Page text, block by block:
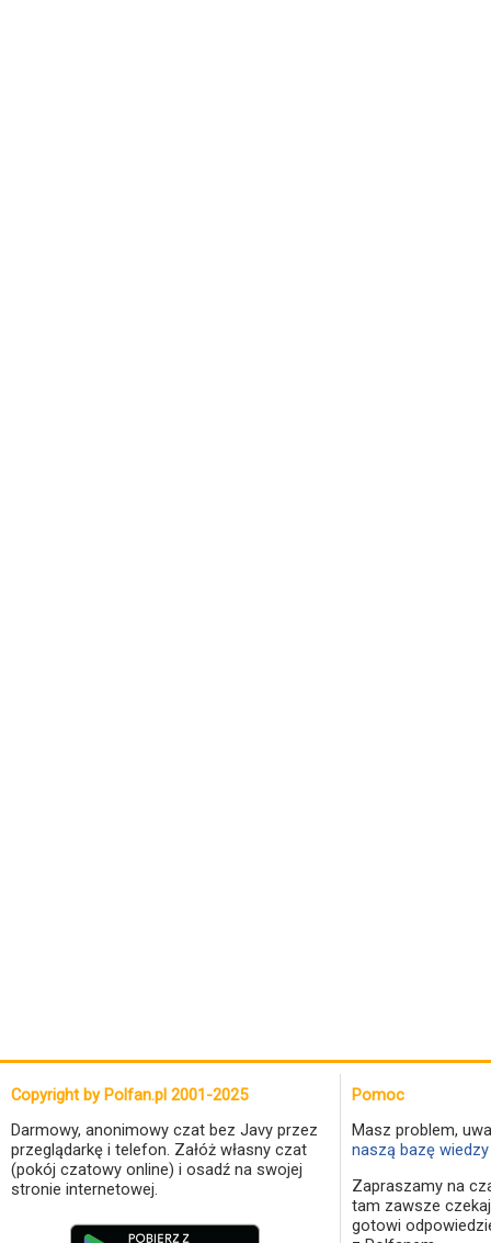
Copyright by Polfan.pl 2001-2025
Darmowy, anonimowy czat bez Javy przez
przeglądarkę i telefon. Załóż własny czat
(pokój czatowy online) i osadź na swojej
stronie internetowej.
Pomoc
Masz problem,
naszą bazę
Zapraszamy na
tam zawsze
gotowi